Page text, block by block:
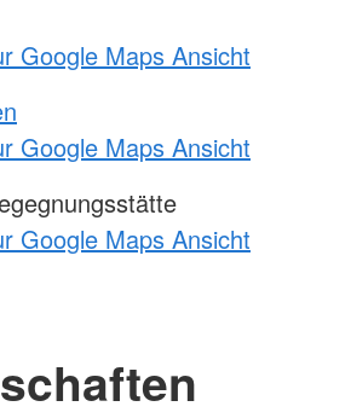
Google Maps Ansicht
Google Maps Ansicht
Google Maps Ansicht